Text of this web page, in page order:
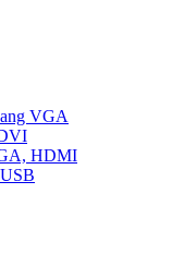
VGA
HDMI